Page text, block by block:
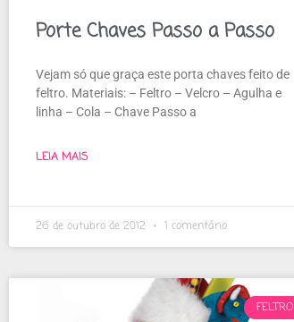
Porte Chaves Passo a Passo
Vejam só que graça este porta chaves feito de
feltro. Materiais: – Feltro – Velcro – Agulha e
linha – Cola – Chave Passo a
LEIA MAIS
26 de outubro de 2012 1 comentário
FELTRO